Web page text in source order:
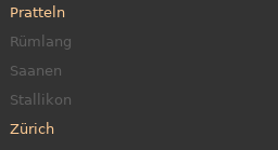
Pratteln
Rümlang
Saanen
Stallikon
Zürich